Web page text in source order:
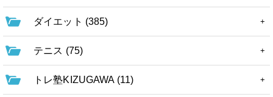
ダイエット (385)
テニス (75)
トレ塾KIZUGAWA (11)